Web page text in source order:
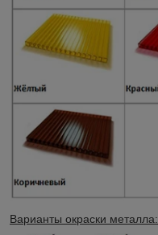
Варианты окраски металла: